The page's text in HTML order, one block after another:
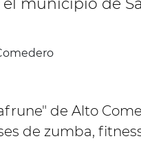
municipio de
de Alto
de zumba,